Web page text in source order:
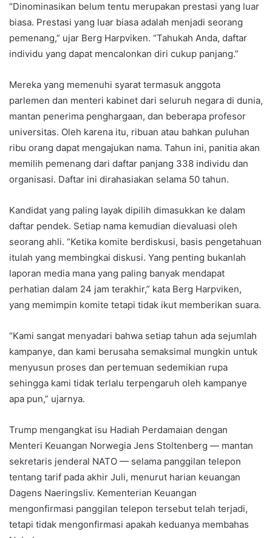
“Dinominasikan belum tentu merupakan prestasi yang luar
biasa. Prestasi yang luar biasa adalah menjadi seorang
pemenang,” ujar Berg Harpviken. “Tahukah Anda, daftar
individu yang dapat mencalonkan diri cukup panjang.”
Mereka yang memenuhi syarat termasuk anggota
parlemen dan menteri kabinet dari seluruh negara di dunia,
mantan penerima penghargaan, dan beberapa profesor
universitas. Oleh karena itu, ribuan atau bahkan puluhan
ribu orang dapat mengajukan nama. Tahun ini, panitia akan
memilih pemenang dari daftar panjang 338 individu dan
organisasi. Daftar ini dirahasiakan selama 50 tahun.
Kandidat yang paling layak dipilih dimasukkan ke dalam
daftar pendek. Setiap nama kemudian dievaluasi oleh
seorang ahli. “Ketika komite berdiskusi, basis pengetahuan
itulah yang membingkai diskusi. Yang penting bukanlah
laporan media mana yang paling banyak mendapat
perhatian dalam 24 jam terakhir,” kata Berg Harpviken,
yang memimpin komite tetapi tidak ikut memberikan suara.
“Kami sangat menyadari bahwa setiap tahun ada sejumlah
kampanye, dan kami berusaha semaksimal mungkin untuk
menyusun proses dan pertemuan sedemikian rupa
sehingga kami tidak terlalu terpengaruh oleh kampanye
apa pun,” ujarnya.
Trump mengangkat isu Hadiah Perdamaian dengan
Menteri Keuangan Norwegia Jens Stoltenberg — mantan
sekretaris jenderal NATO — selama panggilan telepon
tentang tarif pada akhir Juli, menurut harian keuangan
Dagens Naeringsliv. Kementerian Keuangan
mengonfirmasi panggilan telepon tersebut telah terjadi,
tetapi tidak mengonfirmasi apakah keduanya membahas